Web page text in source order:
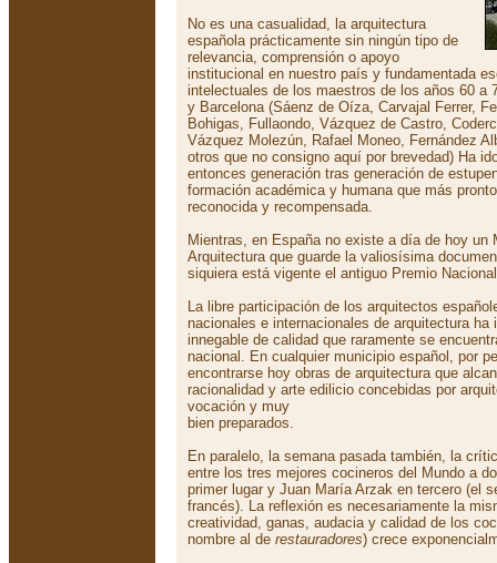
No es una casualidad, la arquitectura
española prácticamente sin ningún tipo de
relevancia, comprensión o apoyo
institucional en nuestro país y fundamentada
intelectuales de los maestros de los años 60 a
y Barcelona (Sáenz de Oíza, Carvajal Ferrer,
Bohigas, Fullaondo, Vázquez de Castro,
Vázquez Molezún, Rafael Moneo, Fernández
otros que no consigno aquí por brevedad) Ha
entonces generación tras generación de
formación académica y humana que más
reconocida y recompensada.
Mientras, en España no existe a día de hoy un
Arquitectura que guarde la valiosísima
siquiera está vigente el antiguo Premio
La libre participación de los arquitectos
nacionales e internacionales de arquitectura ha
innegable de calidad que raramente se
nacional. En cualquier municipio español, por
encontrarse hoy obras de arquitectura que
racionalidad y arte edilicio concebidas por
vocación y muy
bien preparados.
En paralelo, la semana pasada también, la
entre los tres mejores cocineros del Mundo a
primer lugar y Juan María Arzak en tercero (el
francés). La reflexión es necesariamente la
creatividad, ganas, audacia y calidad de los
nombre al de restauradores) crece